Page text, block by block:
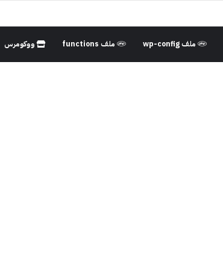
ملف wp-config ملف functions ووكومرس